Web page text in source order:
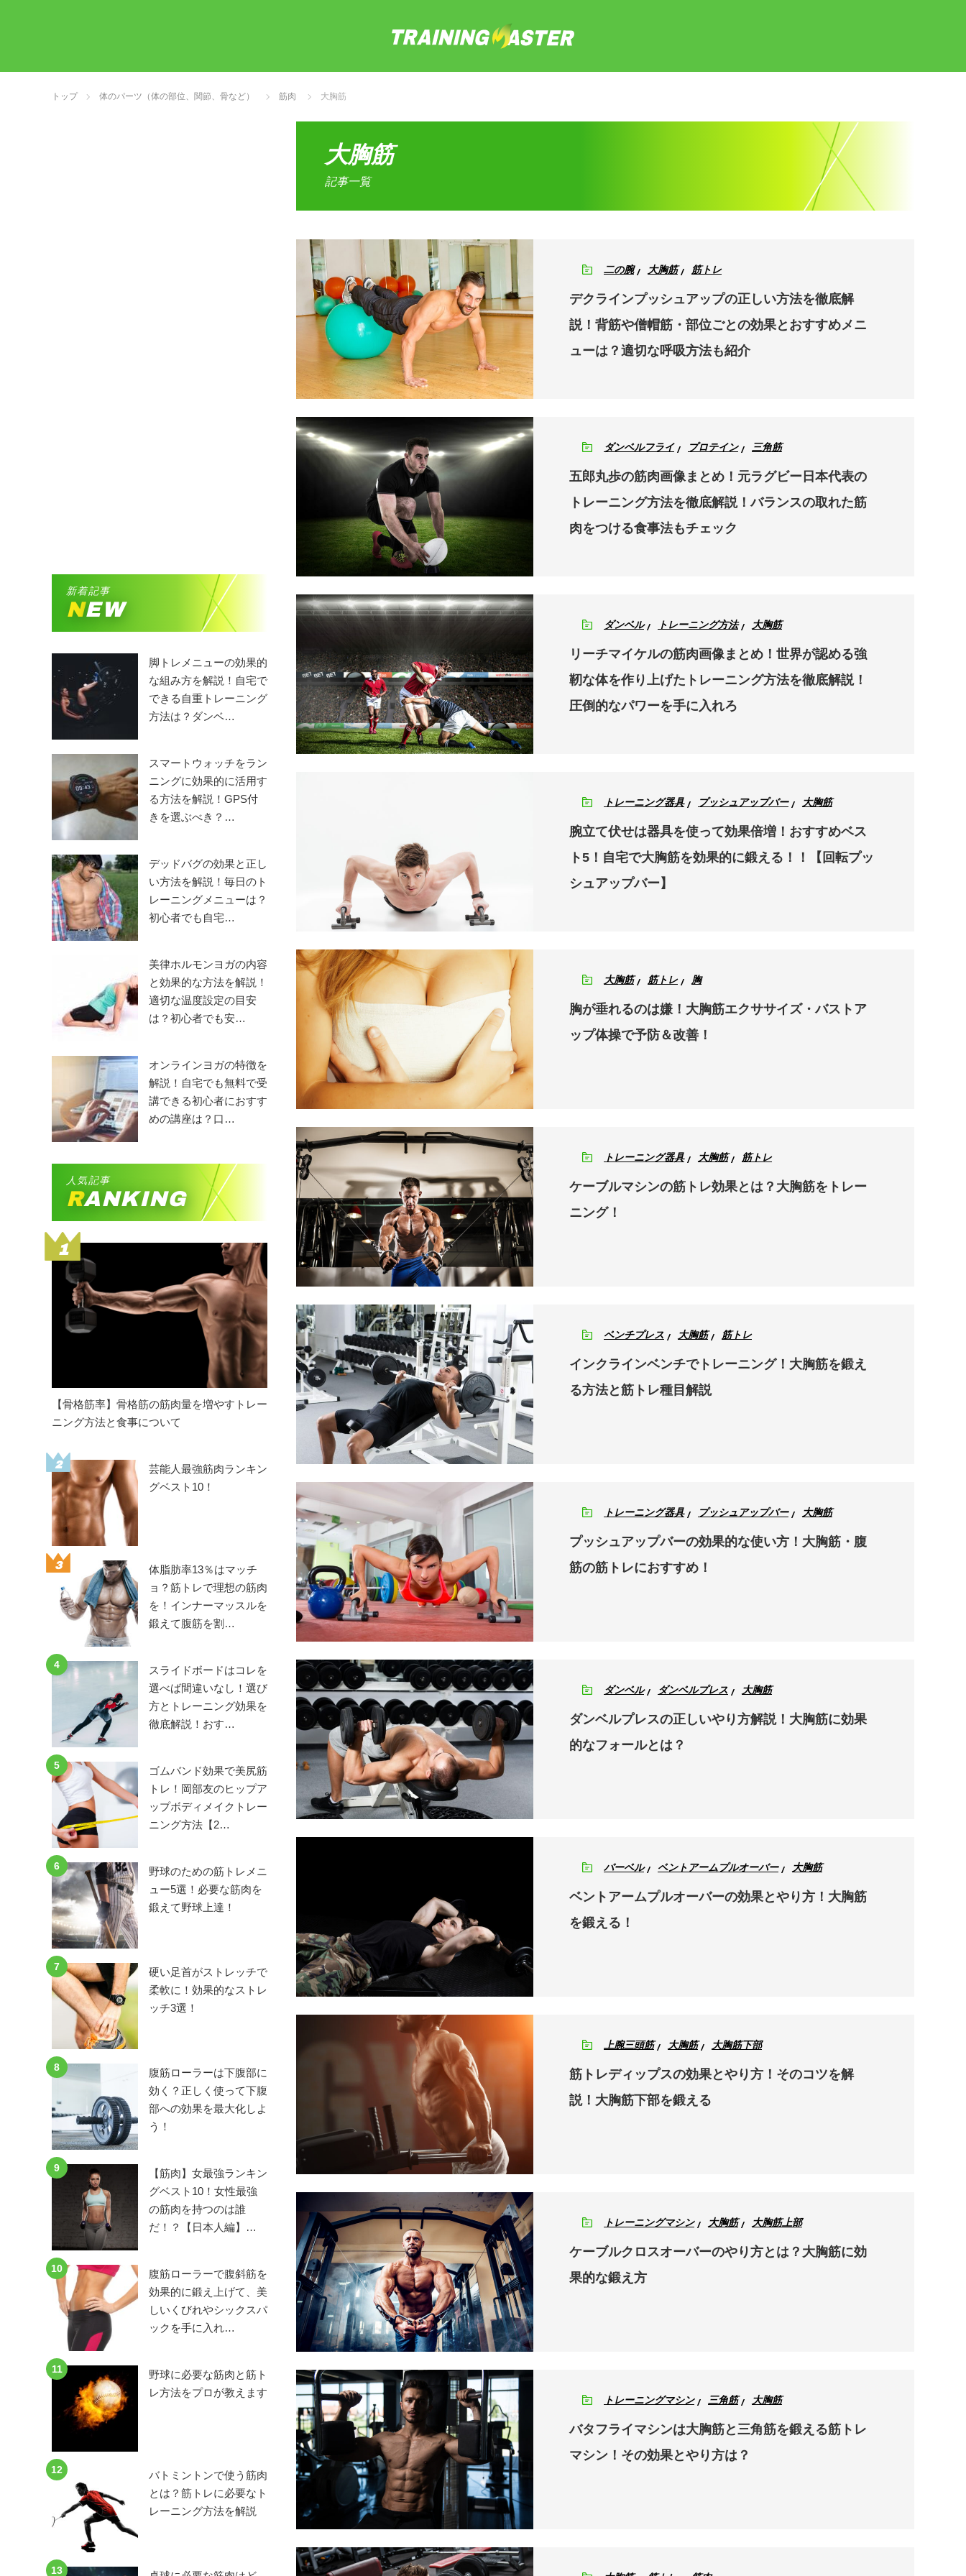
トップ 体のパーツ（体の部位、関節、骨など） 筋肉 大胸筋
大胸筋
記事一覧
二の腕 大胸筋 筋トレ
デクラインプッシュアップの正しい方法を徹底解
説！背筋や僧帽筋・部位ごとの効果とおすすめメニ
ューは？適切な呼吸方法も紹介
ダンベルフライ プロテイン 三角筋
五郎丸歩の筋肉画像まとめ！元ラグビー日本代表の
トレーニング方法を徹底解説！バランスの取れた筋
肉をつける食事法もチェック
ダンベル トレーニング方法 大胸筋
リーチマイケルの筋肉画像まとめ！世界が認める強
靭な体を作り上げたトレーニング方法を徹底解説！
圧倒的なパワーを手に入れろ
トレーニング器具 プッシュアップバー 大胸筋
腕立て伏せは器具を使って効果倍増！おすすめベス
ト5！自宅で大胸筋を効果的に鍛える！！【回転プッ
シュアップバー】
大胸筋 筋トレ 胸
胸が垂れるのは嫌！大胸筋エクササイズ・バストア
ップ体操で予防＆改善！
トレーニング器具 大胸筋 筋トレ
ケーブルマシンの筋トレ効果とは？大胸筋をトレー
ニング！
ベンチプレス 大胸筋 筋トレ
インクラインベンチでトレーニング！大胸筋を鍛え
る方法と筋トレ種目解説
トレーニング器具 プッシュアップバー 大胸筋
プッシュアップバーの効果的な使い方！大胸筋・腹
筋の筋トレにおすすめ！
ダンベル ダンベルプレス 大胸筋
ダンベルプレスの正しいやり方解説！大胸筋に効果
的なフォールとは？
バーベル ベントアームプルオーバー 大胸筋
ベントアームプルオーバーの効果とやり方！大胸筋
を鍛える！
上腕三頭筋 大胸筋 大胸筋下部
筋トレディップスの効果とやり方！そのコツを解
説！大胸筋下部を鍛える
トレーニングマシン 大胸筋 大胸筋上部
ケーブルクロスオーバーのやり方とは？大胸筋に効
果的な鍛え方
トレーニングマシン 三角筋 大胸筋
バタフライマシンは大胸筋と三角筋を鍛える筋トレ
マシン！その効果とやり方は？
新着記事
NEW
脚トレメニューの効果的
な組み方を解説！自宅で
できる自重トレーニング
方法は？ダンベ…
スマートウォッチをラン
ニングに効果的に活用す
る方法を解説！GPS付
きを選ぶべき？…
デッドバグの効果と正し
い方法を解説！毎日のト
レーニングメニューは？
初心者でも自宅…
美律ホルモンヨガの内容
と効果的な方法を解説！
適切な温度設定の目安
は？初心者でも安…
オンラインヨガの特徴を
解説！自宅でも無料で受
講できる初心者におすす
めの講座は？口…
人気記事
RANKING
1
【骨格筋率】骨格筋の筋肉量を増やすトレー
ニング方法と食事について
2
芸能人最強筋肉ランキン
グベスト10！
3
体脂肪率13％はマッチ
ョ？筋トレで理想の筋肉
を！インナーマッスルを
鍛えて腹筋を割…
4
スライドボードはコレを
選べば間違いなし！選び
方とトレーニング効果を
徹底解説！おす…
5
ゴムバンド効果で美尻筋
トレ！岡部友のヒップア
ップボディメイクトレー
ニング方法【2…
6
野球のための筋トレメニ
ュー5選！必要な筋肉を
鍛えて野球上達！
7
硬い足首がストレッチで
柔軟に！効果的なストレ
ッチ3選！
8
腹筋ローラーは下腹部に
効く？正しく使って下腹
部への効果を最大化しよ
う！
9
【筋肉】女最強ランキン
グベスト10！女性最強
の筋肉を持つのは誰
だ！？【日本人編】…
10
腹筋ローラーで腹斜筋を
効果的に鍛え上げて、美
しいくびれやシックスパ
ックを手に入れ…
11
野球に必要な筋肉と筋ト
レ方法をプロが教えます
12
バトミントンで使う筋肉
とは？筋トレに必要なト
レーニング方法を解説
13